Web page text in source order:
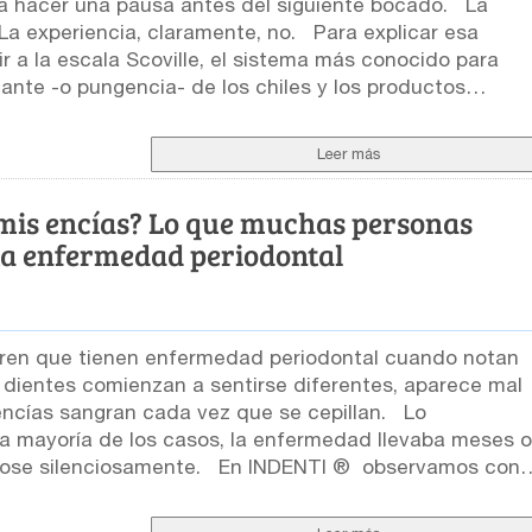
una pausa antes del siguiente bocado. La
claramente, no. Para explicar esa
a la escala Scoville, el sistema más conocido para
-o pungencia- de los chiles y los productos
ciertas propiedades del alimento, pero no predecir
¿Qué mide la escala Scoville?
Units. Aunque el nombre contiene la
a la temperatura física. Una salsa puede servirse fría
responsables son
de compuestos producidos por los frutos del
más abundantes se encuentran la capsaicina y la
instrumento de
su intensidad. Para compararlas,
Leer más
encías? Lo que muchas personas
enfermedad periodontal
que tienen enfermedad periodontal cuando notan
comienzan a sentirse diferentes, aparece mal
sangran cada vez que se cepillan. Lo
mayoría de los casos, la enfermedad llevaba meses o
En INDENTI ® observamos con